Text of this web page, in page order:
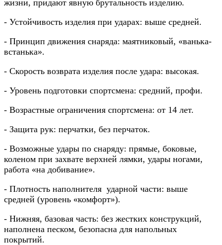
жизни, придают явную брутальность изделию.
- Устойчивость изделия при ударах: выше средней.
- Принцип движения снаряда: маятниковый, «ванька-
встанька».
- Скорость возврата изделия после удара: высокая.
- Уровень подготовки спортсмена: средний, профи.
- Возрастные ограничения спортсмена: от 14 лет.
- Защита рук: перчатки, без перчаток.
- Возможные удары по снаряду: прямые, боковые,
коленом при захвате верхней лямки, удары ногами,
работа «на добивание».
- Плотность наполнителя ударной части: выше
средней (уровень «комфорт»).
- Нижняя, базовая часть: без жестких конструкций,
наполнена песком, безопасна для напольных
покрытий.